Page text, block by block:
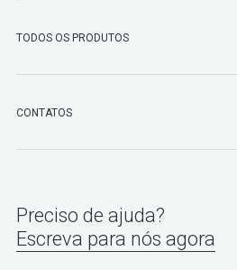
TODOS OS PRODUTOS
CONTATOS
Preciso de ajuda?
Escreva para nós agora